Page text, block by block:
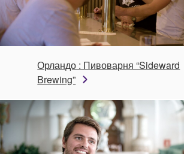
Орландо : Пивоварня “Sideward
Brewing”